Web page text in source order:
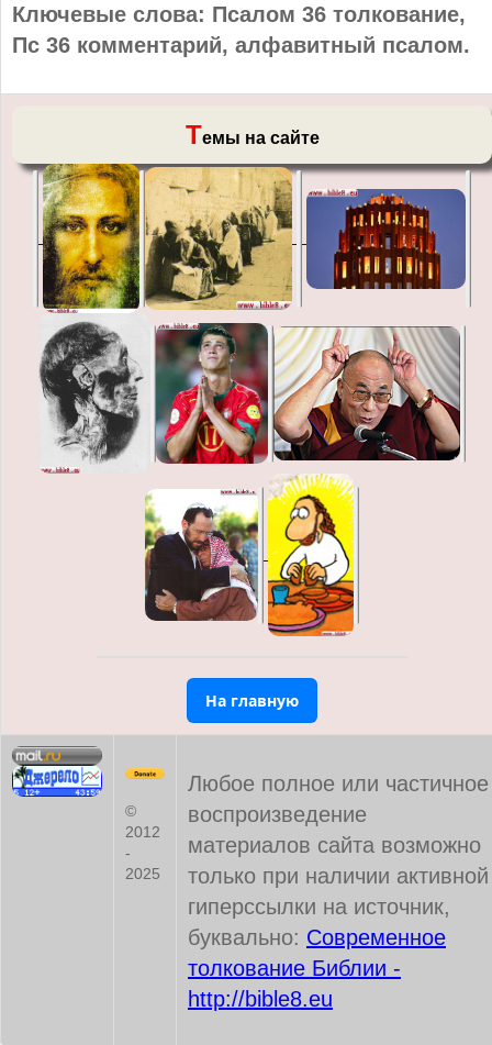
Ключевые слова: Псалом 36 толкование,
Пс 36 комментарий, алфавитный псалом.
Темы на сайте
На главную
©
2012
-
2025
Любое полное или частичное
воспроизведение
материалов сайта возможно
только при наличии активной
гиперссылки на источник,
буквально: Современное
толкование Библии -
http://bible8.eu